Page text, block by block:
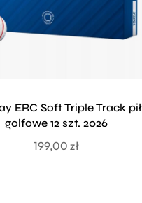
ERC Soft Triple Track
golfowe 12 szt. 2026
199,00 zł